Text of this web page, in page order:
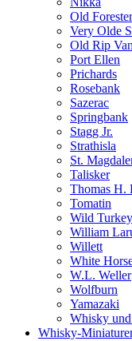
Old Forester
Very Olde
Old Rip
Port Ellen
Prichards
Rosebank
Sazerac
Springbank
Stagg Jr.
Strathisla
St.
Talisker
Thomas H.
Tomatin
Wild Turkey
William
Willett
White
W.L. Weller
Wolfburn
Yamazaki
Whisky
Whisky-